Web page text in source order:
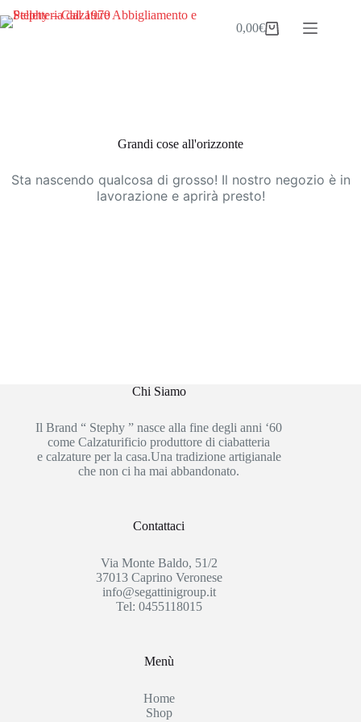
al
Carrello
0,00€
Grandi cose all'orizzonte
Sta nascendo qualcosa di grosso! Il nostro negozio è in
lavorazione e aprirà presto!
Chi Siamo
Il Brand “ Stephy ” nasce alla fine degli anni ‘60
come Calzaturificio produttore di ciabatteria
e calzature per la casa.Una tradizione artigianale
che non ci ha mai abbandonato.
Contattaci
Via Monte Baldo, 51/2
37013 Caprino Veronese
info@segattinigroup.it
Tel: 0455118015
Menù
Home
Shop